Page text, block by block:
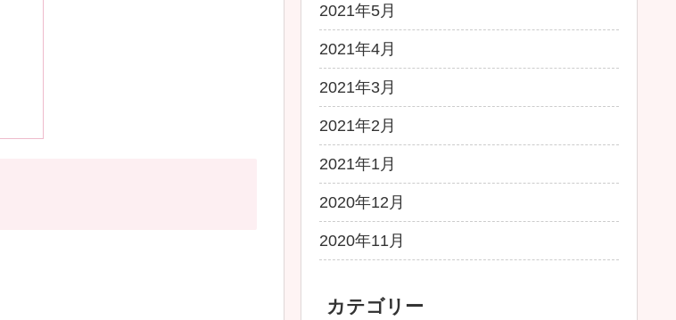
2021年5月
2021年4月
2021年3月
2021年2月
2021年1月
2020年12月
2020年11月
カテゴリー